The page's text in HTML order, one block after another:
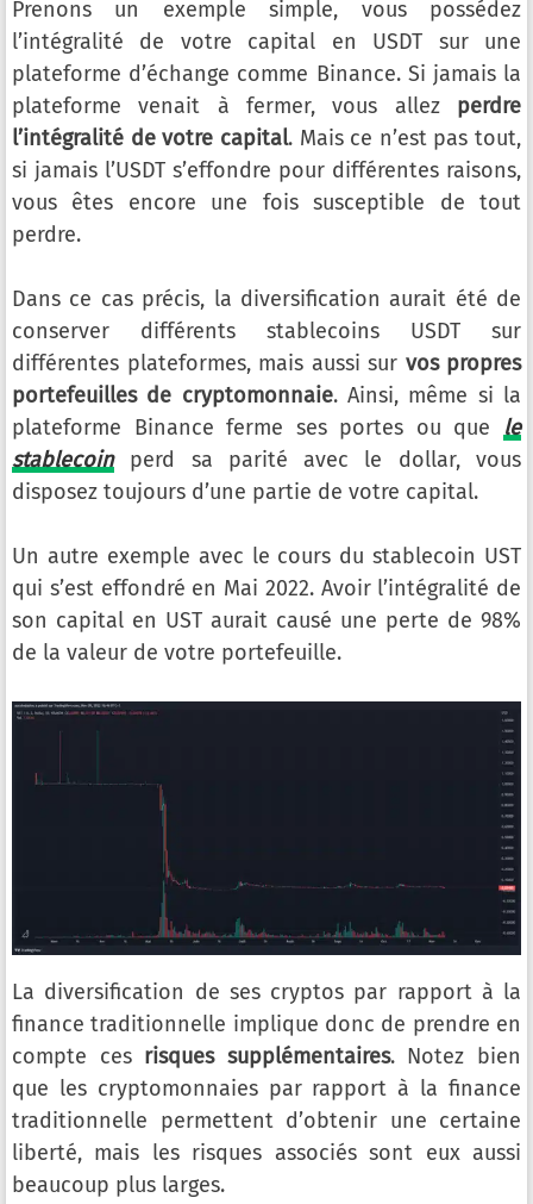
Prenons un exemple simple, vous possédez
l’intégralité de votre capital en USDT sur une
plateforme d’échange comme Binance. Si jamais la
plateforme venait à fermer, vous allez perdre
l’intégralité de votre capital. Mais ce n’est pas tout,
si jamais l’USDT s’effondre pour différentes raisons,
vous êtes encore une fois susceptible de tout
perdre.
Dans ce cas précis, la diversification aurait été de
conserver différents stablecoins USDT sur
différentes plateformes, mais aussi sur vos propres
portefeuilles de cryptomonnaie. Ainsi, même si la
plateforme Binance ferme ses portes ou que le
stablecoinperd sa parité avec le dollar, vous
disposez toujours d’une partie de votre capital.
Un autre exemple avec le cours du stablecoin UST
qui s’est effondré en Mai 2022. Avoir l’intégralité de
son capital en UST aurait causé une perte de 98%
de la valeur de votre portefeuille.
La diversification de ses cryptos par rapport à la
finance traditionnelle implique donc de prendre en
compte ces risques supplémentaires. Notez bien
que les cryptomonnaies par rapport à la finance
traditionnelle permettent d’obtenir une certaine
liberté, mais les risques associés sont eux aussi
beaucoup plus larges.